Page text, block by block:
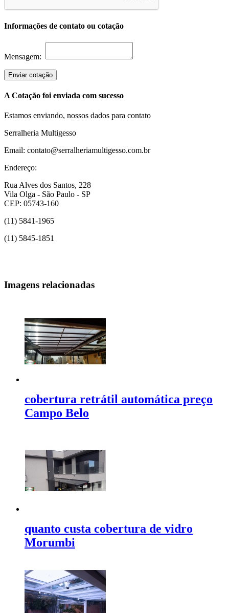
Informações de contato ou cotação
Mensagem:
Enviar cotação
A Cotação foi enviada com sucesso
Estamos enviando, nossos dados para contato
Serralheria Multigesso
Email: contato@serralheriamultigesso.com.br
Endereço:
Rua Alves dos Santos, 228
Vila Olga - São Paulo - SP
CEP: 05743-160
(11) 5841-1965
(11) 5845-1851
Imagens relacionadas
cobertura retrátil automática preço
Campo Belo
quanto custa cobertura de vidro
Morumbi